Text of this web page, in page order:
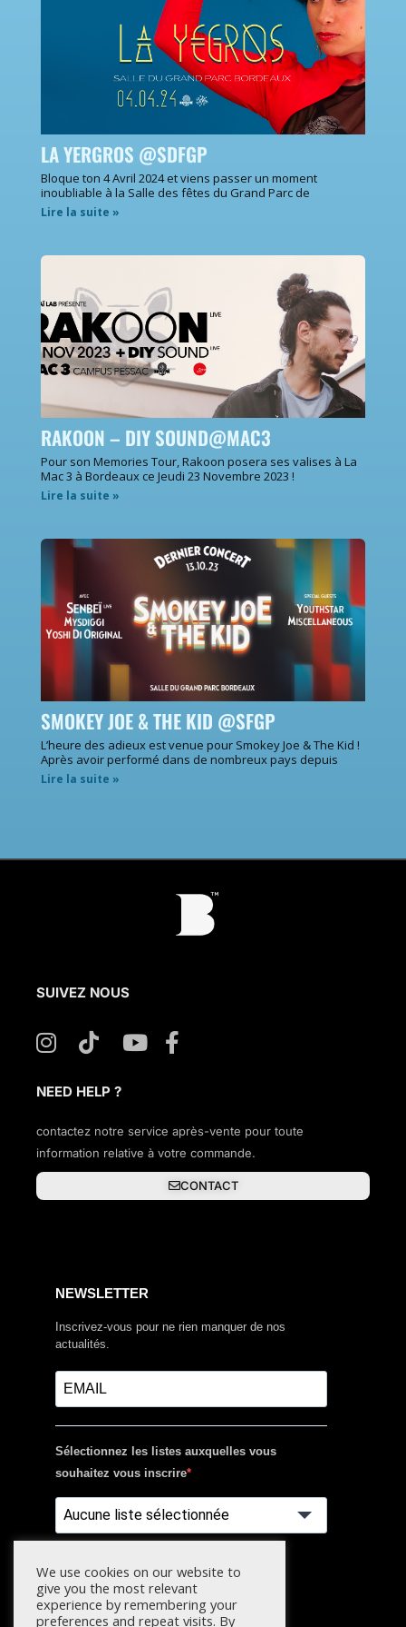
LA YERGROS @SDFGP
Bloque ton 4 Avril 2024 et viens passer un moment
inoubliable à la Salle des fêtes du Grand Parc de
Lire la suite »
RAKOON – DIY SOUND@MAC3
Pour son Memories Tour, Rakoon posera ses valises à La
Mac 3 à Bordeaux ce Jeudi 23 Novembre 2023 !
Lire la suite »
SMOKEY JOE & THE KID @SFGP
L’heure des adieux est venue pour Smokey Joe & The Kid !
Après avoir performé dans de nombreux pays depuis
Lire la suite »
SUIVEZ NOUS
NEED HELP ?
contactez notre service après-vente pour toute
information relative à votre commande.
CONTACT
NEWSLETTER
Inscrivez-vous pour ne rien manquer de nos
actualités.
Sélectionnez les listes auxquelles vous
souhaitez vous inscrire
Aucune liste sélectionnée
S'INSCRIRE
We use cookies on our website to
give you the most relevant
experience by remembering your
preferences and repeat visits. By